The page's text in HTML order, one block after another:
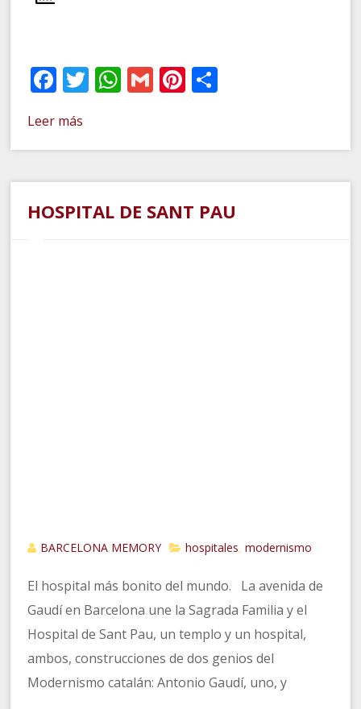
Facebook
Twitter
WhatsApp
GmailPinterest
Leer más
HOSPITAL DE SANT PAU
BARCELONA MEMORY hospitales ,modernismo
El hospital más bonito del mundo. La avenida de
Gaudí en Barcelona une la Sagrada Familia y el
Hospital de Sant Pau, un templo y un hospital,
ambos, construcciones de dos genios del
Modernismo catalán: Antonio Gaudí, uno, y